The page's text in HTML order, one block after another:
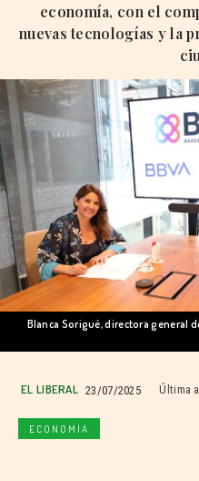
economía, con el
nuevas tecnologías y la
Blanca Sorigué, directora general
EL LIBERAL 23/07/2025 Última
ECONOMÍA